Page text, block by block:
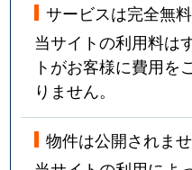
サービスは完全無料
当サイトの利用料は
トがお客様に費用を
りません。
物件は公開されま